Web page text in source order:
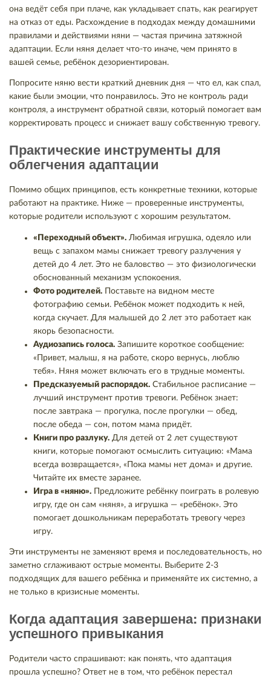
она ведёт себя при плаче, как укладывает спать, как реагирует
на отказ от еды. Расхождение в подходах между домашними
правилами и действиями няни — частая причина затяжной
адаптации. Если няня делает что-то иначе, чем принято в
вашей семье, ребёнок дезориентирован.
Попросите няню вести краткий дневник дня — что ел, как спал,
какие были эмоции, что понравилось. Это не контроль ради
контроля, а инструмент обратной связи, который помогает вам
корректировать процесс и снижает вашу собственную тревогу.
Практические инструменты для
облегчения адаптации
Помимо общих принципов, есть конкретные техники, которые
работают на практике. Ниже — проверенные инструменты,
которые родители используют с хорошим результатом.
«Переходный объект». Любимая игрушка, одеяло или
вещь с запахом мамы снижает тревогу разлучения у
детей до 4 лет. Это не баловство — это физиологически
обоснованный механизм успокоения.
Фото родителей. Поставьте на видном месте
фотографию семьи. Ребёнок может подходить к ней,
когда скучает. Для малышей до 2 лет это работает как
якорь безопасности.
Аудиозапись голоса. Запишите короткое сообщение:
«Привет, малыш, я на работе, скоро вернусь, люблю
тебя». Няня может включать его в трудные моменты.
Предсказуемый распорядок. Стабильное расписание —
лучший инструмент против тревоги. Ребёнок знает:
после завтрака — прогулка, после прогулки — обед,
после обеда — сон, потом мама придёт.
Книги про разлуку. Для детей от 2 лет существуют
книги, которые помогают осмыслить ситуацию: «Мама
всегда возвращается», «Пока мамы нет дома» и другие.
Читайте их вместе заранее.
Игра в «няню». Предложите ребёнку поиграть в ролевую
игру, где он сам «няня», а игрушка — «ребёнок». Это
помогает дошкольникам переработать тревогу через
игру.
Эти инструменты не заменяют время и последовательность, но
заметно сглаживают острые моменты. Выберите 2-3
подходящих для вашего ребёнка и применяйте их системно, а
не только в кризисные моменты.
Когда адаптация завершена: признаки
успешного привыкания
Родители часто спрашивают: как понять, что адаптация
прошла успешно? Ответ не в том, что ребёнок перестал